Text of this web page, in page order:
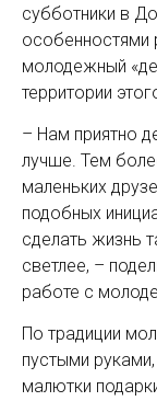
субботники в
особенностями
молодежный
территории
– Нам приятно
лучше. Тем
маленьких
подобных
сделать жизнь
светлее, –
работе с
По традиции
пустыми
малютки